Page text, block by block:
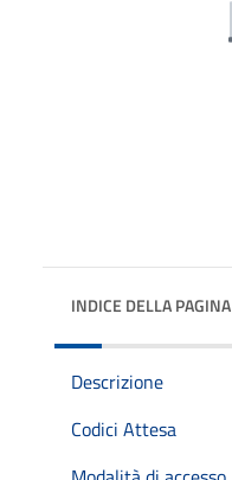
INDICE DELLA PAGINA
Descrizione
Codici Attesa